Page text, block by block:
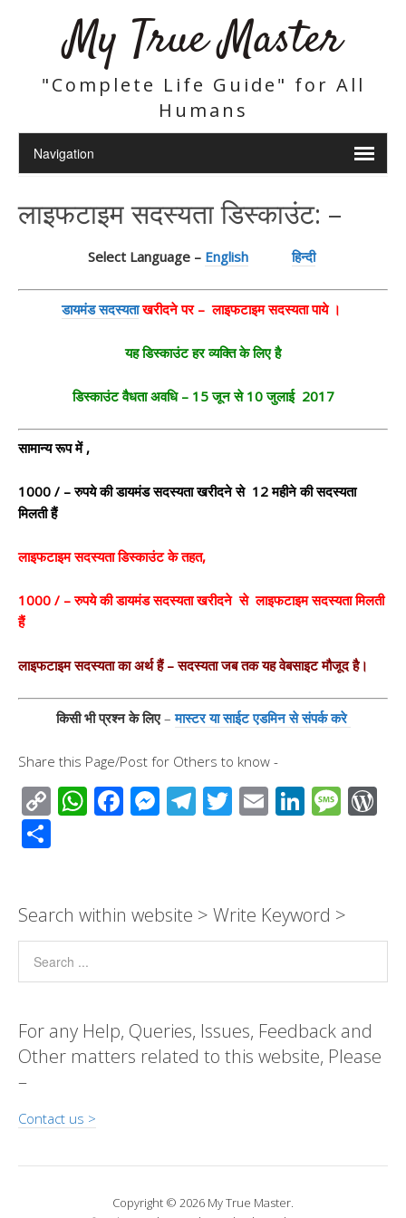
My True Master
"Complete Life Guide" for All
Humans
लाइफटाइम सदस्यता डिस्काउंट: –
Select Language – English हिन्दी
डायमंड सदस्यता खरीदने पर – लाइफटाइम सदस्यता पाये ।
यह डिस्काउंट हर व्यक्ति के लिए है
डिस्काउंट वैधता अवधि – 15 जून से 10 जुलाई 2017
सामान्य रूप में ,
1000 / – रुपये की डायमंड सदस्यता खरीदने से 12 महीने की सदस्यता
मिलती हैं
लाइफटाइम सदस्यता डिस्काउंट के तहत,
1000 / – रुपये की डायमंड सदस्यता खरीदने से लाइफटाइम सदस्यता मिलती
हैं
लाइफटाइम सदस्यता का अर्थ हैं – सदस्यता जब तक यह वेबसाइट मौजूद है।
किसी भी प्रश्न के लिए–मास्टर या साईट एडमिन से संपर्क करे
Share this Page/Post for Others to know -
C
o
Li
n
k
W
h
A
p
p
F
ac
o
o
k
M
e
n
g
er
T
el
a
m
T
wi
E
m
Li
n
dI
n
M
e
g
e ss
e
Search within website > Write Keyword >
For any Help, Queries, Issues, Feedback and
Other matters related to this website, Please
–
Contact us >
Copyright © 2026 My True Master.